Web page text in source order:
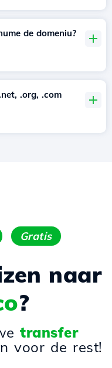
de domeniu?
.org, .com
Gratis
naar
?
transfer
voor de rest!